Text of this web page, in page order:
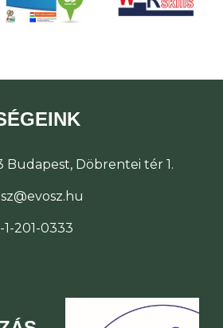
Budapest, Döbrentei tér 1.
1-201-0333